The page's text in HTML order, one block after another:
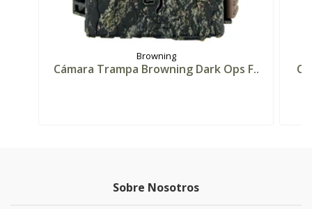
Browning
Cámara Trampa Browning Dark Ops F..
Sobre Nosotros